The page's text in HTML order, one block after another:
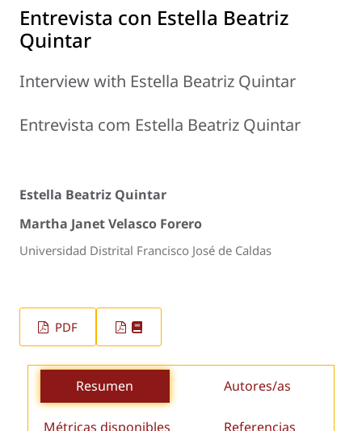
Entrevista con Estella Beatriz
Quintar
Interview with Estella Beatriz Quintar
Entrevista com Estella Beatriz Quintar
Estella Beatriz Quintar
Martha Janet Velasco Forero
Universidad Distrital Francisco José de Caldas
PDF
Resumen Autores/as
Métricas disponibles Referencias